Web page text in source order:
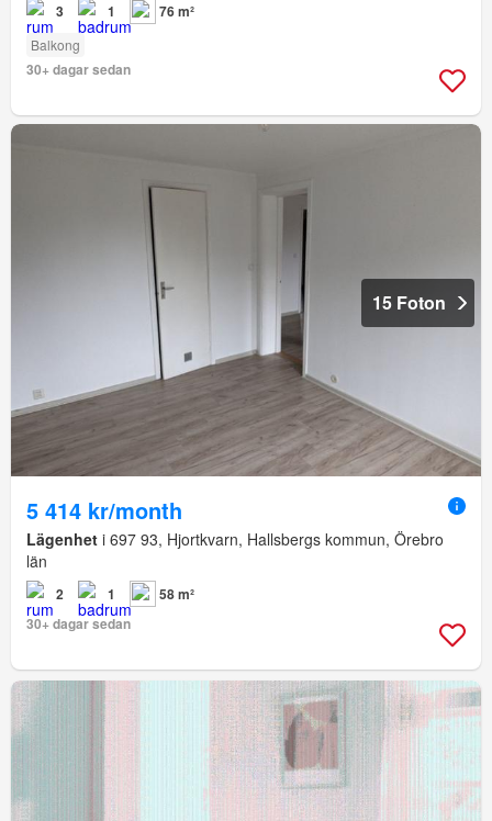
3 1 76 m²
Balkong
30+ dagar sedan
15 Foton
5 414 kr/month
Lägenhet i 697 93, Hjortkvarn, Hallsbergs kommun, Örebro
län
2 1
58 m²
30+ dagar sedan